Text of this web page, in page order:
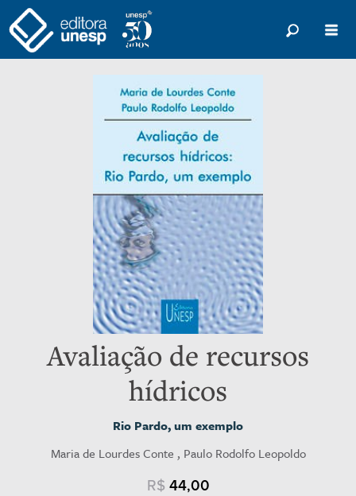
Avaliação de recursos
hídricos
Rio Pardo, um exemplo
Maria de Lourdes Conte , Paulo Rodolfo Leopoldo
R$ 44,00